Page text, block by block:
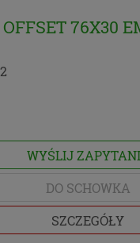
76X30
WYŚLIJ
DO SCHOWKA
SZCZEGÓŁY